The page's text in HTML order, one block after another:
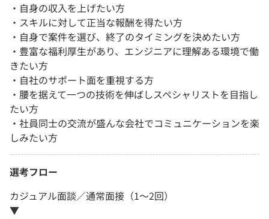
・自身の収入を上げたい方
・スキルに対して正当な報酬を得たい方
・自身で案件を選び、終了のタイミングを決めたい方
・豊富な福利厚生があり、エンジニアに理解ある環境で働
きたい方
・自社のサポート面を重視する方
・腰を据えて一つの技術を伸ばしスペシャリストを目指し
たい方
・社員同士の交流が盛んな会社でコミュニケーションを楽
しみたい方
選考フロー
カジュアル面談／通常面接（1～2回）
▼